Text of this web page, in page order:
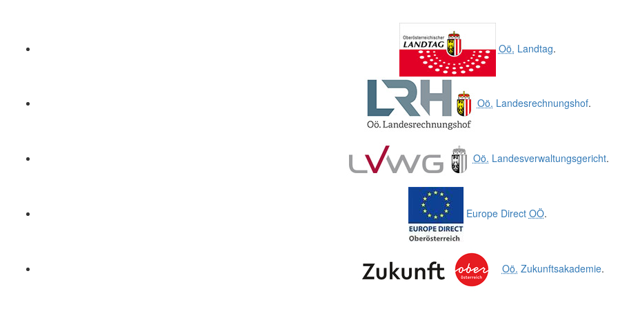
Oö. Landtag.
Oö. Landesrechnungshof.
Oö. Landesverwaltungsgericht.
Europe Direct OÖ.
Oö. Zukunftsakademie.